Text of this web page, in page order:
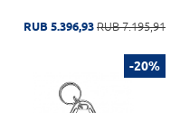
RUB 5.396,93 RUB 7.195,91
-20%